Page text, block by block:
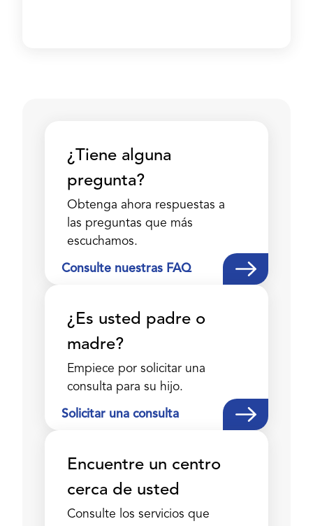
¿Tiene alguna
pregunta?
Obtenga ahora respuestas a
las preguntas que más
escuchamos.
Consulte nuestras FAQ
¿Es usted padre o
madre?
Empiece por solicitar una
consulta para su hijo.
Solicitar una consulta
Encuentre un centro
cerca de usted
Consulte los servicios que